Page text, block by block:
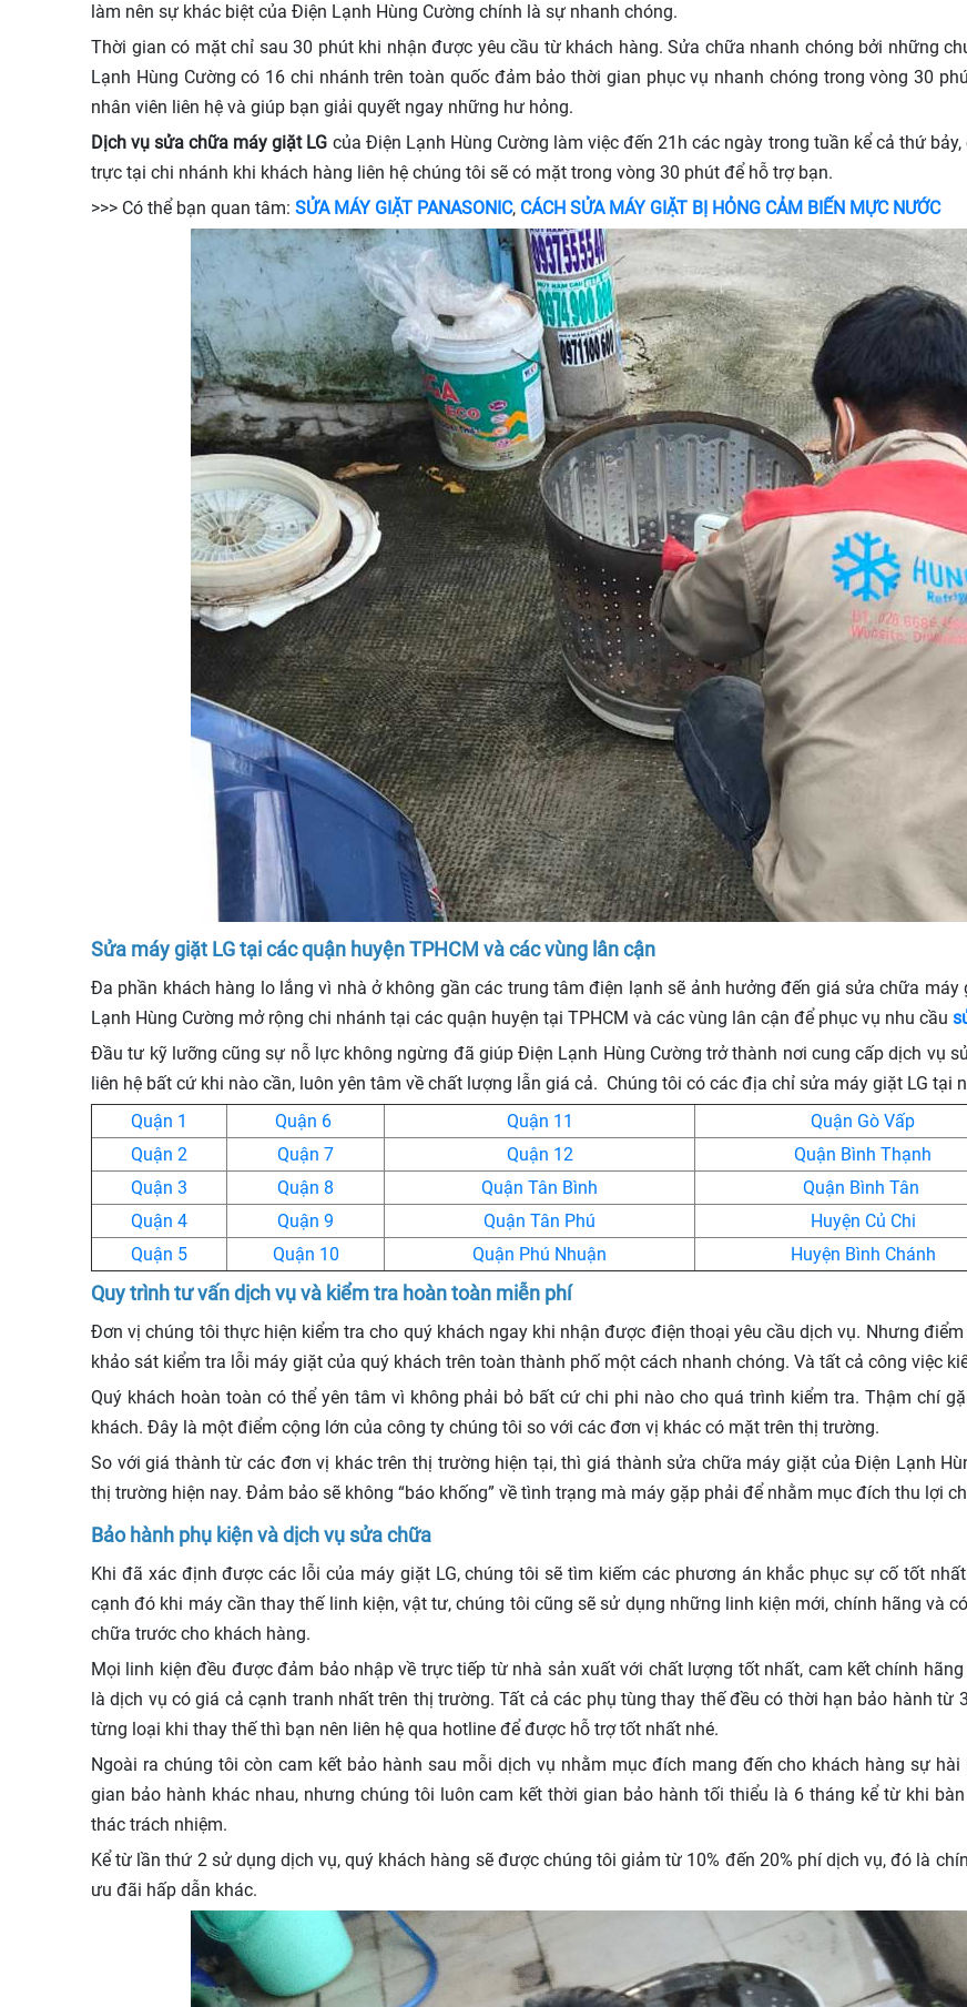
làm nên sự khác biệt của Điện Lạnh Hùng Cường chính là sự nhanh chóng.
Thời gian có mặt chỉ sau 30 phút khi nhận được yêu cầu từ khách hàng. Sửa chữa nhanh chóng bởi những
Lạnh Hùng Cường có 16 chi nhánh trên toàn quốc đảm bảo thời gian phục vụ nhanh chóng trong vòng 30
nhân viên liên hệ và giúp bạn giải quyết ngay những hư hỏng.
Dịch vụ sửa chữa máy giặt LG của Điện Lạnh Hùng Cường làm việc đến 21h các ngày trong tuần kể cả thứ
trực tại chi nhánh khi khách hàng liên hệ chúng tôi sẽ có mặt trong vòng 30 phút để hỗ trợ bạn.
>>> Có thể bạn quan tâm: SỬA MÁY GIẶT PANASONIC, CÁCH SỬA MÁY GIẶT BỊ HỎNG CẢM BIẾN MỰC NƯỚC
Sửa máy giặt LG tại các quận huyện TPHCM và các vùng lân cận
Đa phần khách hàng lo lắng vì nhà ở không gần các trung tâm điện lạnh sẽ ảnh hưởng đến giá sửa chữa
Lạnh Hùng Cường mở rộng chi nhánh tại các quận huyện tại TPHCM và các vùng lân cận để phục vụ nhu cầu
Đầu tư kỹ lưỡng cũng sự nỗ lực không ngừng đã giúp Điện Lạnh Hùng Cường trở thành nơi cung cấp dịch vụ
liên hệ bất cứ khi nào cần, luôn yên tâm về chất lượng lẫn giá cả. Chúng tôi có các địa chỉ sửa máy giặt LG tại
Quận 1
Quận 6 Quận 11 Quận Gò Vấp
Quận 2
Quận 7 Quận 12 Quận Bình Thạnh
Quận 3
Quận 8 Quận Tân Bình Quận Bình Tân
Quận 4
Quận 9 Quận Tân Phú Huyện Củ Chi
Quận 5
Quận 10 Quận Phú Nhuận Huyện Bình Chánh
Quy trình tư vấn dịch vụ và kiểm tra hoàn toàn miễn phí
Đơn vị chúng tôi thực hiện kiểm tra cho quý khách ngay khi nhận được điện thoại yêu cầu dịch vụ. Nhưng
khảo sát kiểm tra lỗi máy giặt của quý khách trên toàn thành phố một cách nhanh chóng. Và tất cả công việc
Quý khách hoàn toàn có thể yên tâm vì không phải bỏ bất cứ chi phi nào cho quá trình kiểm tra. Thậm chí
khách. Đây là một điểm cộng lớn của công ty chúng tôi so với các đơn vị khác có mặt trên thị trường.
So với giá thành từ các đơn vị khác trên thị trường hiện tại, thì giá thành sửa chữa máy giặt của Điện Lạnh
thị trường hiện nay. Đảm bảo sẽ không “báo khống” về tình trạng mà máy gặp phải để nhằm mục đích thu lợi
Bảo hành phụ kiện và dịch vụ sửa chữa
Khi đã xác định được các lỗi của máy giặt LG, chúng tôi sẽ tìm kiếm các phương án khắc phục sự cố tốt
cạnh đó khi máy cần thay thế linh kiện, vật tư, chúng tôi cũng sẽ sử dụng những linh kiện mới, chính hãng và
chữa trước cho khách hàng.
Mọi linh kiện đều được đảm bảo nhập về trực tiếp từ nhà sản xuất với chất lượng tốt nhất, cam kết chính
là dịch vụ có giá cả cạnh tranh nhất trên thị trường. Tất cả các phụ tùng thay thế đều có thời hạn bảo hành
từng loại khi thay thế thì bạn nên liên hệ qua hotline để được hỗ trợ tốt nhất nhé.
Ngoài ra chúng tôi còn cam kết bảo hành sau mỗi dịch vụ nhằm mục đích mang đến cho khách hàng sự
gian bảo hành khác nhau, nhưng chúng tôi luôn cam kết thời gian bảo hành tối thiểu là 6 tháng kể từ khi
thác trách nhiệm.
Kể từ lần thứ 2 sử dụng dịch vụ, quý khách hàng sẽ được chúng tôi giảm từ 10% đến 20% phí dịch vụ, đó là
ưu đãi hấp dẫn khác.